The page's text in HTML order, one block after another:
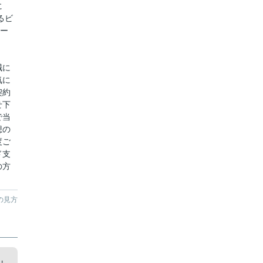
ビ
約
下
の
ご
支
方
見方